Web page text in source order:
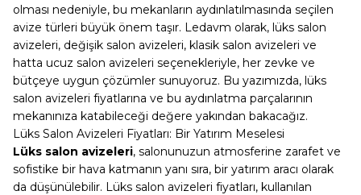
olması nedeniyle, bu mekanların aydınlatılmasında seçilen
avize türleri büyük önem taşır. Ledavm olarak, lüks salon
avizeleri, değişik salon avizeleri, klasik salon avizeleri ve
hatta ucuz salon avizeleri seçenekleriyle, her zevke ve
bütçeye uygun çözümler sunuyoruz. Bu yazımızda, lüks
salon avizeleri fiyatlarına ve bu aydınlatma parçalarının
mekanınıza katabileceği değere yakından bakacağız.
Lüks Salon Avizeleri Fiyatları: Bir Yatırım Meselesi
Lüks salon avizeleri, salonunuzun atmosferine zarafet ve
sofistike bir hava katmanın yanı sıra, bir yatırım aracı olarak
da düşünülebilir. Lüks salon avizeleri fiyatları, kullanılan